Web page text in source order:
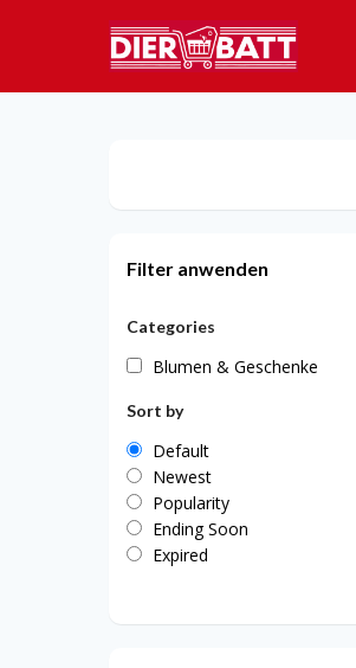
Filter anwenden
Categories
Blumen & Geschenke
Sort by
Default
Newest
Popularity
Ending Soon
Expired